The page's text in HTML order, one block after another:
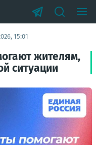
15:01
жителям,
ситуации